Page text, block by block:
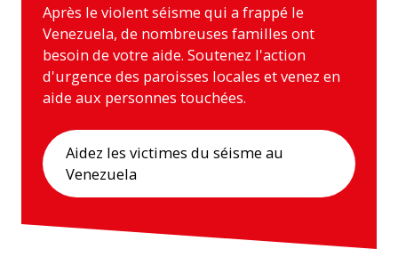
Après le violent séisme qui a frappé le
Venezuela, de nombreuses familles ont
besoin de votre aide. Soutenez l'action
d'urgence des paroisses locales et venez en
aide aux personnes touchées.
Aidez les victimes du séisme au
Venezuela